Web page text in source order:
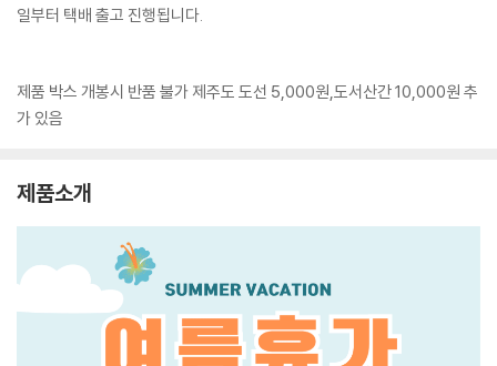
일부터 택배 출고 진행됩니다.
제품 박스 개봉시 반품 불가 제주도 도선 5,000원,도서산간 10,000원 추
가 있음
제품소개